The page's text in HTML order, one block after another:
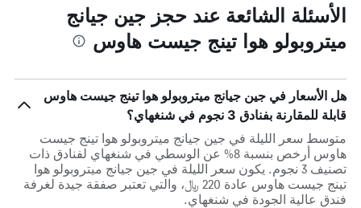
الأسئلة الشائعة عند حجز جين جيانج
ميتروبولو هوا تينج جيست هاوس
هل الأسعار في جين جيانج ميتروبولو هوا تينج جيست هاوس
قابلة للمقارنة بفنادق 3 نجوم في شنغهاي؟
متوسط سعر الليلة في جين جيانج ميتروبولو هوا تينج جيست
هاوس أرخص بنسبة 8% عن الوسطي في شنغهاي لفنادق ذات
تصنيف 3 نجوم. يكون سعر الليلة في جين جيانج ميتروبولو هوا
تينج جيست هاوس عادة 220 ﷼، والتي تعتبر صفقة جيدة لغرفة
فندق عالية الجودة في شنغهاي.